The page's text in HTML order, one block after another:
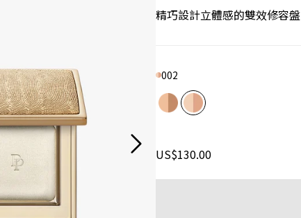
精巧設計立體感的雙效修容盤
Color
002
Product variant out of stockProduct variant out of stock
US$130.00